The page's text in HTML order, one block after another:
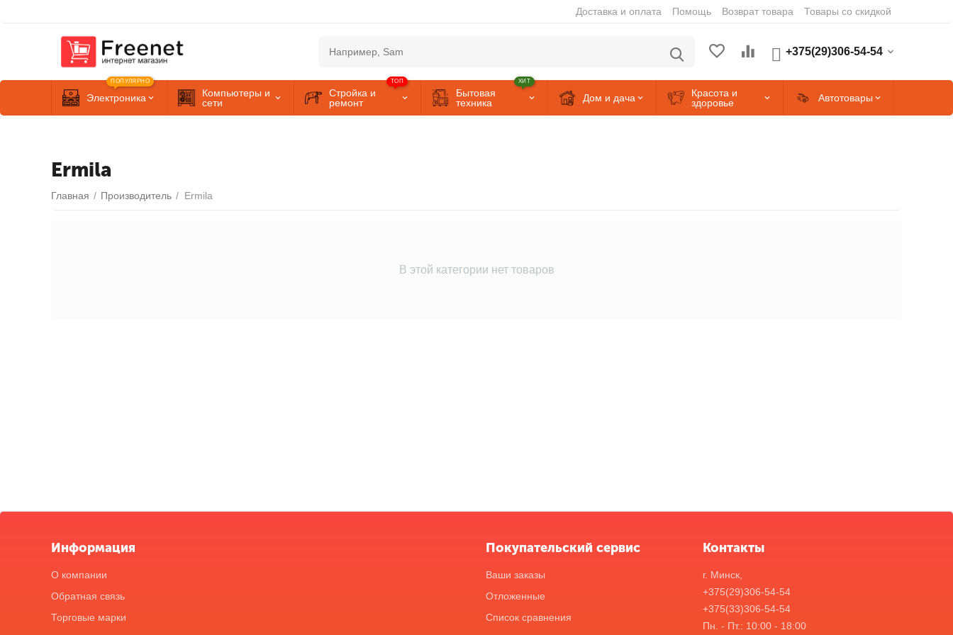
Доставка и оплата Помощь Возврат товара Товары со скидкой
+375(29)306-54-54
Электроника
ПОПУЛЯРНО
Компьютеры и
сети
Стройка и
ремонт
ТОП
Бытовая
техника
ХИТ
Дом и дача
Красота и
здоровье
Автотовары
Ermila
Главная / Производитель / Ermila
В этой категории нет товаров
Информация
О компании
Обратная связь
Торговые марки
Покупательский сервис
Ваши заказы
Отложенные
Список сравнения
Контакты
г. Минск,
+375(29)306-54-54
+375(33)306-54-54
Пн. - Пт.: 10:00 - 18:00